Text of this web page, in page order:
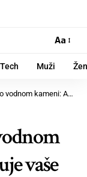
Aa
Muži
vaše zdravie a tajné tipy na prevenciu!
vaše